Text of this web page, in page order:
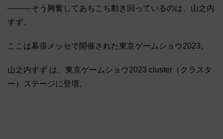
―――そう興奮してあちこち動き回っているのは、山之内
すず。
ここは幕張メッセで開催された東京ゲームショウ2023。
山之内すず は、東京ゲームショウ2023 cluster（クラスタ
ー）ステージに登壇。